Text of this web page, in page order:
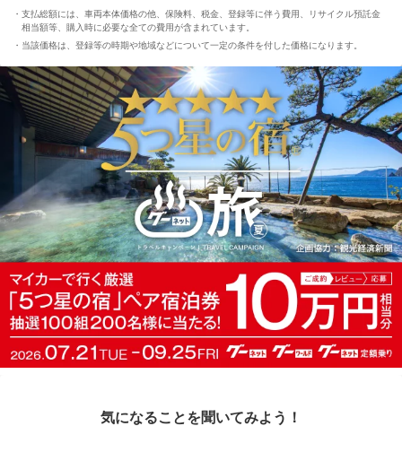
支払総額には、車両本体価格の他、保険料、税金、登録等に伴う費用、リサイクル預託金
相当額等、購入時に必要な全ての費用が含まれています。
当該価格は、登録等の時期や地域などについて一定の条件を付した価格になります。
気になることを聞いてみよう！